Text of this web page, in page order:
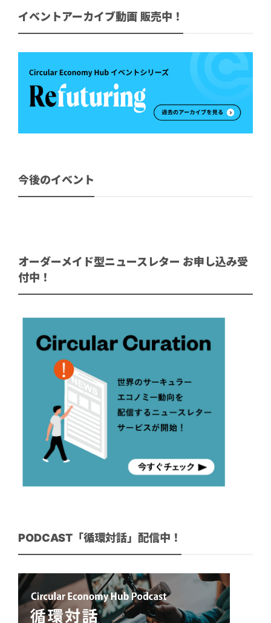
イベントアーカイブ動画 販売中！
今後のイベント
オーダーメイド型ニュースレター お申し込み受
付中！
PODCAST「循環対話」配信中！